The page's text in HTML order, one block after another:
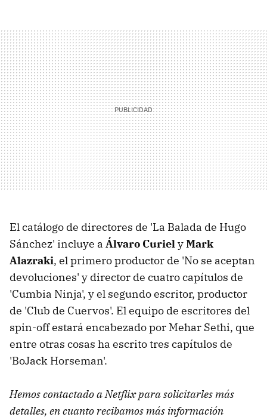
El catálogo de directores de 'La Balada de Hugo
Sánchez' incluye a Álvaro CurielyMark
Alazraki, el primero productor de 'No se aceptan
devoluciones' y director de cuatro capítulos de
'Cumbia Ninja', y el segundo escritor, productor
de 'Club de Cuervos'. El equipo de escritores del
spin-off estará encabezado por Mehar Sethi, que
entre otras cosas ha escrito tres capítulos de
'BoJack Horseman'.
Hemos contactado a Netflix para solicitarles más
detalles, en cuanto recibamos más información